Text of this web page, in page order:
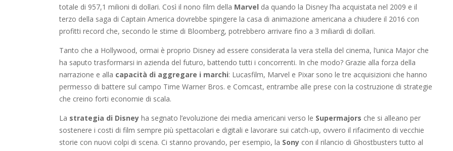
totale di 957,1 milioni di dollari. Così il nono film della Marvel da quando la Disney l’ha acquistata nel 2009 e il
terzo della saga di Captain America dovrebbe spingere la casa di animazione americana a chiudere il 2016 con
profitti record che, secondo le stime di Bloomberg, potrebbero arrivare fino a 3 miliardi di dollari.
Tanto che a Hollywood, ormai è proprio Disney ad essere considerata la vera stella del cinema, l’unica Major che
ha saputo trasformarsi in azienda del futuro, battendo tutti i concorrenti. In che modo? Grazie alla forza della
narrazione e alla capacità di aggregare i marchi: Lucasfilm, Marvel e Pixar sono le tre acquisizioni che hanno
permesso di battere sul campo Time Warner Bros. e Comcast, entrambe alle prese con la costruzione di strategie
che creino forti economie di scala.
La strategia di Disney ha segnato l’evoluzione dei media americani verso le Supermajors che si alleano per
sostenere i costi di film sempre più spettacolari e digitali e lavorare sui catch-up, ovvero il rifacimento di vecchie
storie con nuovi colpi di scena. Ci stanno provando, per esempio, la Sony con il rilancio di Ghostbusters tutto al